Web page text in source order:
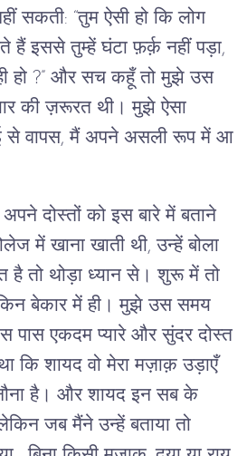
सकती: “तुम ऐसी हो कि लोग
हैं इससे तुम्हें घंटा फ़र्क़ नहीं पड़ा,
हो ?” और सच कहूँ तो मुझे उस
की ज़रूरत थी। मुझे ऐसा
से वापस, मैं अपने असली रूप में आ
दोस्तों को इस बारे में बताने
में खाना खाती थी, उन्हें बोला
है तो थोड़ा ध्यान से। शुरू में तो
बेकार में ही। मुझे उस समय
एकदम प्यारे और सुंदर दोस्त
कि शायद वो मेरा मज़ाक़ उड़ाएँ
है। और शायद इन सब के
जब मैंने उन्हें बताया तो